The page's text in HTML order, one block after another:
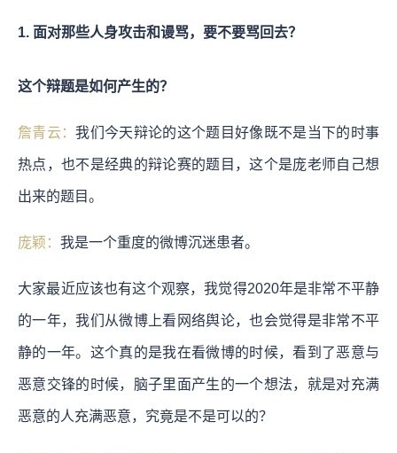
1. 面对那些人身攻击和谩骂，要不要骂回去？
这个辩题是如何产生的？
詹青云：我们今天辩论的这个题目好像既不是当下的时事
热点，也不是经典的辩论赛的题目，这个是庞老师自己想
出来的题目。
庞颖： 我是一个重度的微博沉迷患者。
大家最近应该也有这个观察，我觉得2020年是非常不平静
的一年，我们从微博上看网络舆论，也会觉得是非常不平
静的一年。这个真的是我在看微博的时候，看到了恶意与
恶意交锋的时候，脑子里面产生的一个想法，就是对充满
恶意的人充满恶意，究竟是不是可以的？